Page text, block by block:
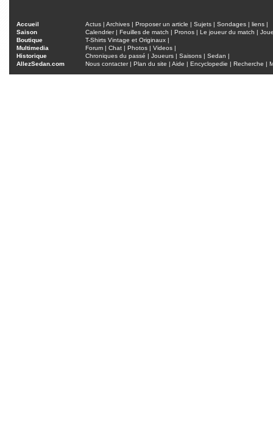
Accueil Actus | Archives | Proposer un article | Sujets | Sondages | liens |
Saison
Calendrier| Feuilles de match | Pronos | Le joueur du match |
Boutique
T-Shirts Vintage et Originaux |
Multimedia
Forum | Chat | Photos | Videos |
Historique
Chroniques du passé | Joueurs | Saisons | Sedan |
AllezSedan.com
Nous contacter| Plan du site | Aide | Encyclopedie | Recherche |